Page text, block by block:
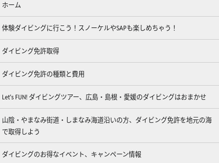
ホーム
体験ダイビングに行こう！スノーケルやSAPも楽しめちゃう！
ダイビング免許取得
ダイビング免許の種類と費用
Let’s FUN! ダイビングツアー、広島・島根・愛媛のダイビングはおまかせ
山陰・やまなみ街道・しまなみ海道沿いの方、ダイビング免許を地元の海
で取得しよう
ダイビングのお得なイベント、キャンペーン情報